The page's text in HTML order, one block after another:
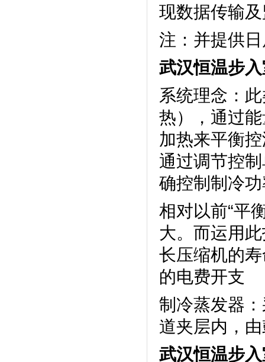
现数据传输及监
注：并提
武汉恒温步
系统理念
热），通
加热来平衡控
通过调节控制
确控制制冷功
相对以前“平衡
大。而运
长压缩机的寿
的电费开支
制冷蒸发器
道夹层内，由
武汉恒温步